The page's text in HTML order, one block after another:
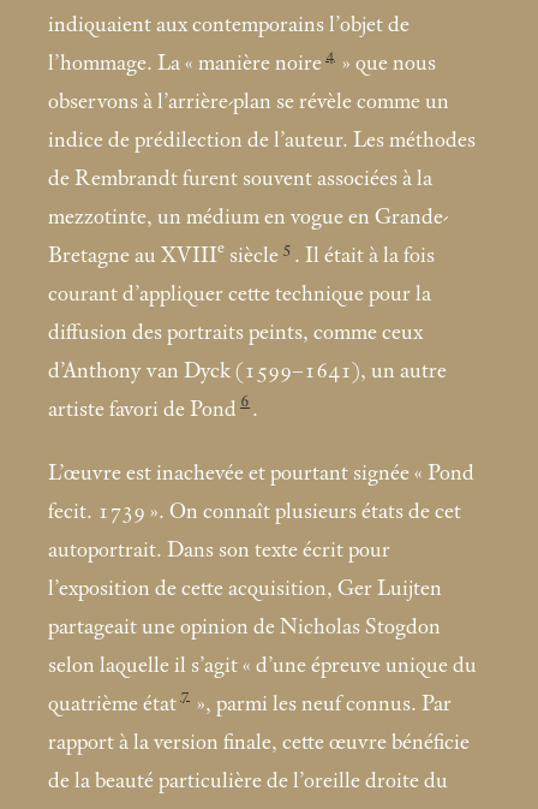
indiquaient aux contemporains l’objet de
l’hommage. La « manière noire4 » que nous
observons à l’arrière-plan se révèle comme un
indice de prédilection de l’auteur. Les méthodes
de Rembrandt furent souvent associées à la
mezzotinte, un médium en vogue en Grande-
Bretagne au XVIIIe siècle 5 . Il était à la fois
courant d’appliquer cette technique pour la
diffusion des portraits peints, comme ceux
d’Anthony van Dyck (1599–1641), un autre
artiste favori de Pond 6 .
L’œuvre est inachevée et pourtant signée « Pond
fecit. 1739 ». On connaît plusieurs états de cet
autoportrait. Dans son texte écrit pour
l’exposition de cette acquisition, Ger Luijten
partageait une opinion de Nicholas Stogdon
selon laquelle il s’agit « d’une épreuve unique du
quatrième état 7 », parmi les neuf connus. Par
rapport à la version finale, cette œuvre bénéficie
de la beauté particulière de l’oreille droite du